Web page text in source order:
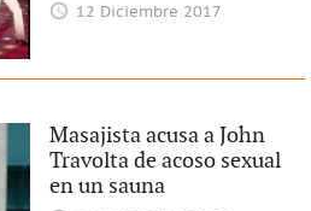
12 Diciembre 2017
Masajista acusa a John
Travolta de acoso sexual
en un sauna